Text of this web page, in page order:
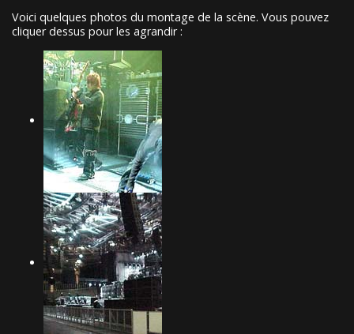
Voici quelques photos du montage de la scène. Vous pouvez
cliquer dessus pour les agrandir :